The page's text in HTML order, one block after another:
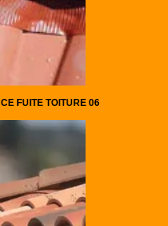
FUITE TOITURE 06